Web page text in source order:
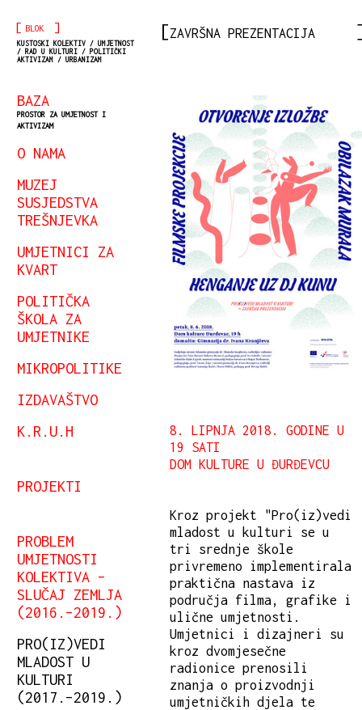
[ BLOK ]
KUSTOSKI KOLEKTIV / UMJETNOST
/ RAD U KULTURI / POLITIČKI
AKTIVIZAM / URBANIZAM
BAZA
PROSTOR ZA UMJETNOST I
AKTIVIZAM
O NAMA
MUZEJ
SUSJEDSTVA
TREŠNJEVKA
UMJETNICI ZA
KVART
POLITIČKA
ŠKOLA ZA
UMJETNIKE
MIKROPOLITIKE
IZDAVAŠTVO
K.R.U.H
PROJEKTI
PROBLEM
UMJETNOSTI
KOLEKTIVA –
SLUČAJ ZEMLJA
(2016.–2019.)
PRO(IZ)VEDI
MLADOST U
KULTURI
(2017.–2019.)
ZAVRŠNA PREZENTACIJA
8. LIPNJA 2018. GODINE U
19 SATI
DOM KULTURE U ĐURĐEVCU
Kroz projekt "Pro(iz)vedi
mladost u kulturi se u
tri srednje škole
privremeno implementirala
praktična nastava iz
područja filma, grafike i
ulične umjetnosti.
Umjetnici i dizajneri su
kroz dvomjesečne
radionice prenosili
znanja o proizvodnji
umjetničkih djela te